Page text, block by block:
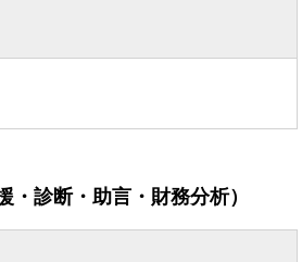
・診断・助言・財務分析）